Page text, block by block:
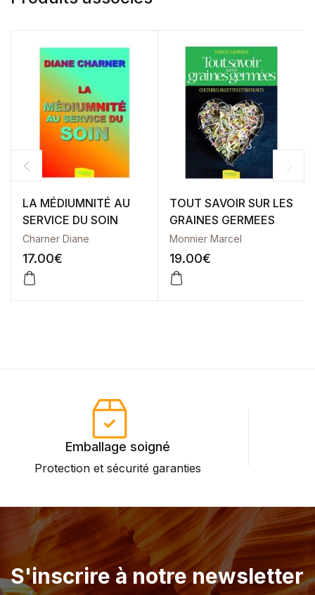
LA MÉDIUMNITÉ AU
SERVICE DU SOIN
Charner Diane
17.00€
TOUT SAVOIR SUR LES
GRAINES GERMEES
Monnier Marcel
19.00€
Emballage soigné
Protection et sécurité garanties
S'inscrire à notre newsletter